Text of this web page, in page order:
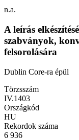
n.a.
A leírás
szabványok,
felsorolására
Dublin Core-ra épül
Törzsszám
IV.1403
Országkód
HU
Rekordok száma
6 936